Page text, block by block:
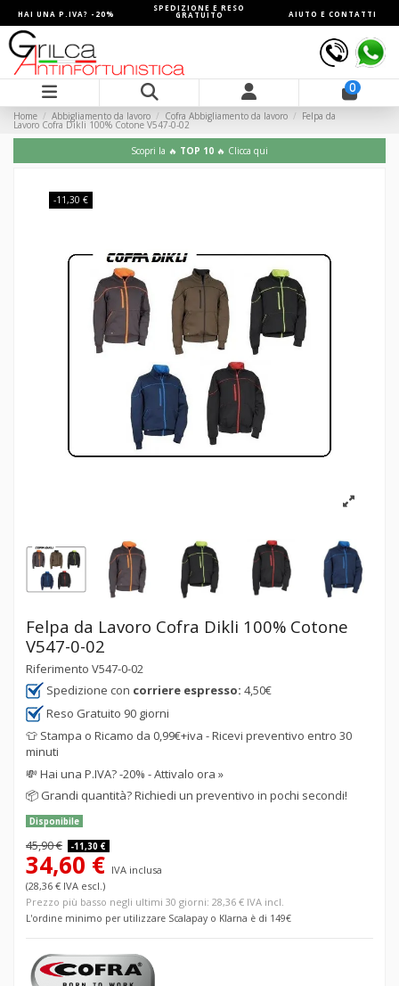
HAI UNA P.IVA? -20%
SPEDIZIONE E RESO
GRATUITO AIUTO E CONTATTI
0
Home Abbigliamento da lavoro Cofra Abbigliamento da lavoro Felpa da
Lavoro Cofra Dikli 100% Cotone V547-0-02
Scopri la 🔥 TOP 10 🔥 Clicca qui
-11,30 €
Felpa da Lavoro Cofra Dikli 100% Cotone
V547-0-02
Riferimento V547-0-02
Spedizione con corriere espresso: 4,50€
Reso Gratuito 90 giorni
👕 Stampa o Ricamo da 0,99€+iva - Ricevi preventivo entro 30
minuti
💸Hai una P.IVA? -20% - Attivalo ora »
📦 Grandi quantità? Richiedi un preventivo in pochi secondi!
Disponibile
45,90 € -11,30 €
34,60 € IVA inclusa
(28,36 € IVA escl.)
Prezzo più basso negli ultimi 30 giorni: 28,36 € IVA incl.
L'ordine minimo per utilizzare Scalapay o Klarna è di 149€